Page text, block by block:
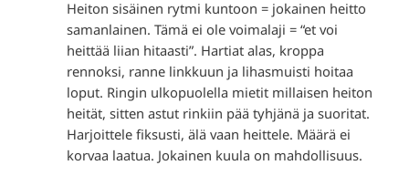
Heiton sisäinen rytmi kuntoon = jokainen heitto
samanlainen. Tämä ei ole voimalaji = “et voi
heittää liian hitaasti”. Hartiat alas, kroppa
rennoksi, ranne linkkuun ja lihasmuisti hoitaa
loput. Ringin ulkopuolella mietit millaisen heiton
heität, sitten astut rinkiin pää tyhjänä ja suoritat.
Harjoittele fiksusti, älä vaan heittele. Määrä ei
korvaa laatua. Jokainen kuula on mahdollisuus.